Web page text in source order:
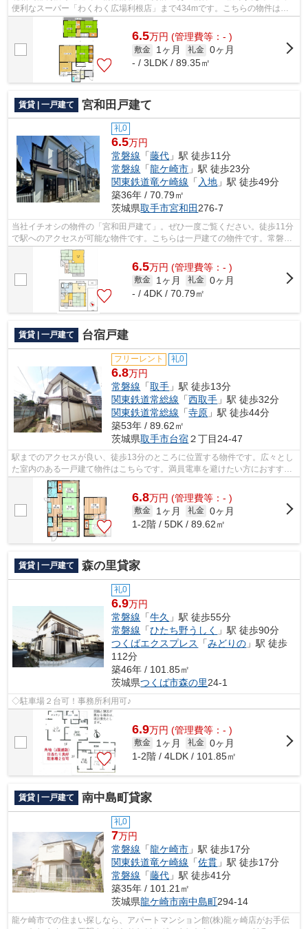
便利なスーパー「わくわく広場利根店」まで434mです。こちらの物件は一
戸建てです。バス停が徒歩3分圏内にござ...
6.5万円 (管理費等：- )
敷金 1ヶ月 礼金 0ヶ月
- / 3LDK / 89.35㎡
賃貸 | 一戸建て 宮和田戸建て
礼0
6.5万円
常磐線 「藤代 」駅 徒歩11分
常磐線 「龍ケ崎市 」駅 徒歩23分
関東鉄道竜ケ崎線 「 入地 」駅 徒歩49分
築36年 / 70.79㎡
茨城県取手市宮和田276-7
当社イチオシの物件の「宮和田戸建て」。ぜひ一度ご覧ください。徒歩11分
で駅へのアクセスが可能な物件です。こちらは一戸建ての物件です。常磐線
藤代近くで快適な住いを借りるなら、0...
6.5万円 (管理費等：- )
敷金 1ヶ月 礼金 0ヶ月
- / 4DK / 70.79㎡
賃貸 | 一戸建て 台宿戸建
フリーレント 礼0
6.8万円
常磐線 「取手 」駅 徒歩13分
関東鉄道常総線 「西取手 」駅 徒歩32分
関東鉄道常総線 「寺原 」駅 徒歩44分
築53年 / 89.62㎡
茨城県取手市台宿２丁目24-47
駅までのアクセスが良い、徒歩13分のところに位置する物件です。広々とし
た室内のある一戸建て物件はこちらです。満員電車を避けたい方におすすめ
の、席を確保しやすい始発駅近くの物...
6.8万円 (管理費等：- )
敷金 1ヶ月 礼金 0ヶ月
1-2階 / 5DK / 89.62㎡
賃貸 | 一戸建て 森の里貸家
礼0
6.9万円
常磐線 「牛久 」駅 徒歩55分
常磐線 「ひたち野うしく
」駅 徒歩90分
つくばエクスプレス
「みどりの 」駅 徒歩
112分
築46年 / 101.85㎡
茨城県つくば市森の里24-1
◇駐車場２台可！事務所利用可♪
6.9万円 (管理費等：- )
敷金 1ヶ月 礼金 0ヶ月
1-2階 / 4LDK / 101.85㎡
賃貸 | 一戸建て 南中島町貸家
礼0
7万円
常磐線 「龍ケ崎市 」駅 徒歩17分
関東鉄道竜ケ崎線 「佐貫 」駅 徒歩17分
常磐線 「藤代 」駅 徒歩41分
築35年 / 101.21㎡
茨城県龍ケ崎市南中島町294-14
龍ケ崎市での住まい探しなら、アパートマンション館(株)龍ヶ崎店がお手伝